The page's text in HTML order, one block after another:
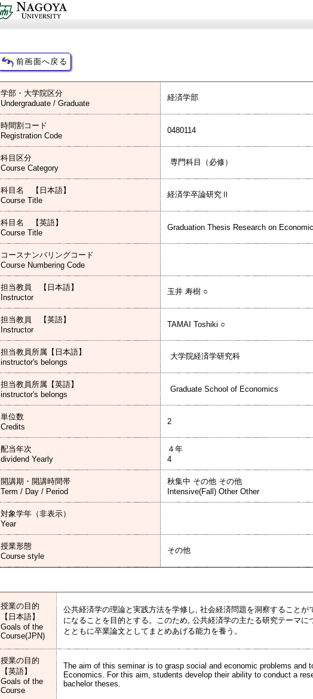
学部・大学院区分
Undergraduate / Graduate
経済学部
時間割コード
Registration Code
0480114
科目区分
Course Category
専門科目（必修）
科目名 【日本語】
Course Title
経済学卒論研究Ⅱ
科目名 【英語】
Course Title
Graduation Thesis Research on
コースナンバリングコード
Course Numbering Code
担当教員 【日本語】
Instructor
玉井 寿樹 ○
担当教員 【英語】
Instructor
TAMAI Toshiki ○
担当教員所属【日本語】
instructor's belongs
大学院経済学研究科
担当教員所属【英語】
instructor's belongs
Graduate School of Economics
単位数
Credits
2
配当年次
dividend Yearly
４年
4
開講期・開講時間帯
Term / Day / Period
秋集中 その他 その他
Intensive(Fall) Other Other
対象学年（非表示）
Year
授業形態
Course style
その他
授業の目的
【日本語】
Goals of the
Course(JPN)
公共経済学の理論と実践方法を学修し, 社会経済問題を洞察すること
になることを目的とする。このため, 公共経済学の主たる研究テーマ
とともに卒業論文としてまとめあげる能力を養う。
授業の目的
【英語】
Goals of the
Course
The aim of this seminar is to grasp social and economic problems and
Economics. For this aim, students develop their ability to conduct a
bachelor theses.